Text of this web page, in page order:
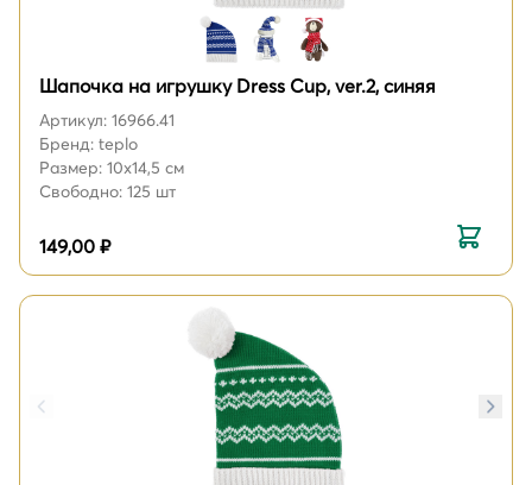
Шапочка на игрушку Dress Cup, ver.2, синяя
Артикул: 16966.41
Бренд: teplo
Размер: 10х14,5 см
Свободно: 125 шт
149,00 ₽